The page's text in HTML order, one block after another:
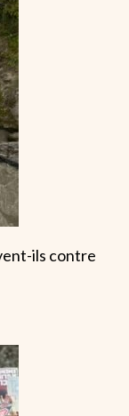
ils contre